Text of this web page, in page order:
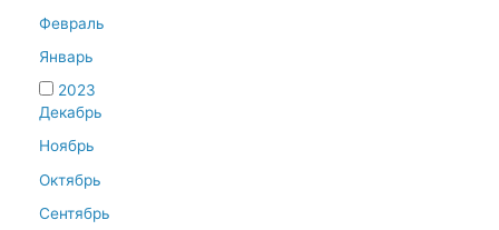
Февраль
Январь
2023
Декабрь
Ноябрь
Октябрь
Сентябрь